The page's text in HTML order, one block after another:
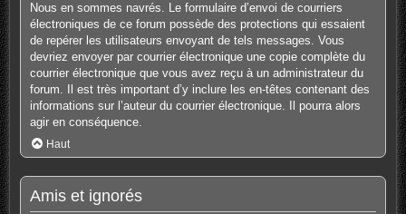
Nous en sommes navrés. Le formulaire d’envoi de courriers
électroniques de ce forum possède des protections qui essaient
de repérer les utilisateurs envoyant de tels messages. Vous
devriez envoyer par courrier électronique une copie complète du
courrier électronique que vous avez reçu à un administrateur du
forum. Il est très important d’y inclure les en-têtes contenant des
informations sur l’auteur du courrier électronique. Il pourra alors
agir en conséquence.
Haut
Amis et ignorés